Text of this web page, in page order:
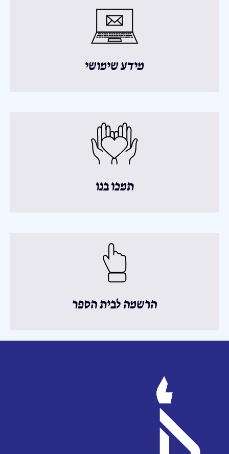
מידע שימושי
תמכו בנו
הרשמה לבית הספר